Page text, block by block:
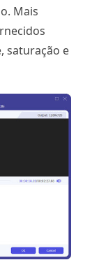
Mais
saturação e